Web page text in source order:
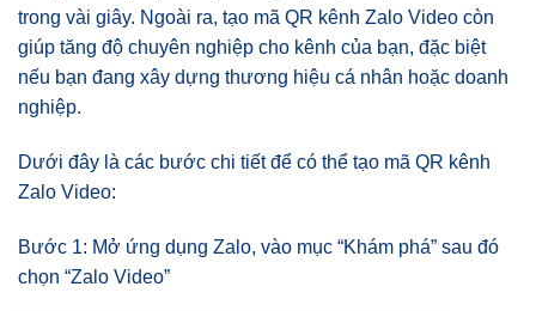
trong vài giây. Ngoài ra, tạo mã QR kênh Zalo Video còn
giúp tăng độ chuyên nghiệp cho kênh của bạn, đặc biệt
nếu bạn đang xây dựng thương hiệu cá nhân hoặc doanh
nghiệp.
Dưới đây là các bước chi tiết để có thể tạo mã QR kênh
Zalo Video:
Bước 1: Mở ứng dụng Zalo, vào mục “Khám phá” sau đó
chọn “Zalo Video”